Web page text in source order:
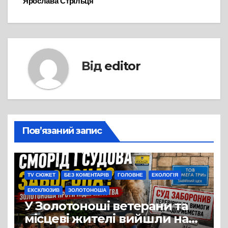
Від editor
Пов’язаний запис
TV СЮЖЕТ БЕЗ КОМЕНТАРІВ ГОЛОВНЕ ЕКОЛОГІЯ
ЕКСКЛЮЗИВ ЗОЛОТОНОША
У Золотоноші ветерани та
місцеві жителі вийшли на